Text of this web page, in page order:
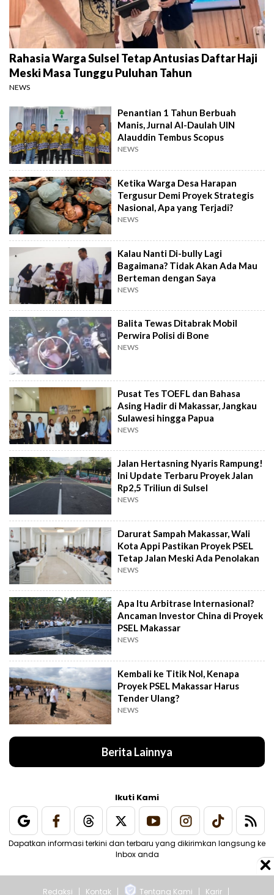
Rahasia Warga Sulsel Tetap Antusias Daftar Haji
Meski Masa Tunggu Puluhan Tahun
NEWS
Penantian 1 Tahun Berbuah
Manis, Jurnal Al-Daulah UIN
Alauddin Tembus Scopus
NEWS
Ketika Warga Desa Harapan
Tergusur Demi Proyek Strategis
Nasional, Apa yang Terjadi?
NEWS
Kalau Nanti Di-bully Lagi
Bagaimana? Tidak Akan Ada Mau
Berteman dengan Saya
NEWS
Balita Tewas Ditabrak Mobil
Perwira Polisi di Bone
NEWS
Pusat Tes TOEFL dan Bahasa
Asing Hadir di Makassar, Jangkau
Sulawesi hingga Papua
NEWS
Jalan Hertasning Nyaris Rampung!
Ini Update Terbaru Proyek Jalan
Rp2,5 Triliun di Sulsel
NEWS
Darurat Sampah Makassar, Wali
Kota Appi Pastikan Proyek PSEL
Tetap Jalan Meski Ada Penolakan
NEWS
Apa Itu Arbitrase Internasional?
Ancaman Investor China di Proyek
PSEL Makassar
NEWS
Kembali ke Titik Nol, Kenapa
Proyek PSEL Makassar Harus
Tender Ulang?
NEWS
Berita Lainnya
Ikuti Kami
Dapatkan informasi terkini dan terbaru yang dikirimkan langsung ke
Inbox anda
Redaksi Kontak Tentang Kami Karir